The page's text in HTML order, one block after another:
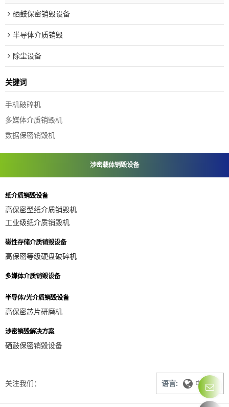
硒鼓保密销毁设备
半导体介质销毁
除尘设备
关键词
手机破碎机
多媒体介质销毁机
数据保密销毁机
涉密载体销毁设备
纸介质销毁设备
高保密型纸介质销毁机
工业级纸介质销毁机
磁性存储介质销毁设备
高保密等级硬盘破碎机
多媒体介质销毁设备
半导体/光介质销毁设备
高保密芯片研磨机
涉密销毁解决方案
硒鼓保密销毁设备
关注我们： 语言: 中文